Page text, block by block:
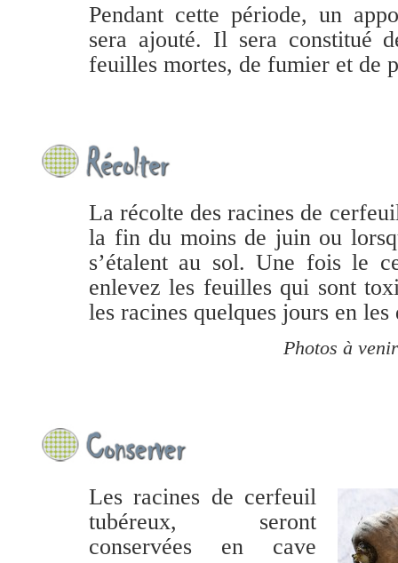
Pendant cette période, un
sera ajouté. Il sera constitué
feuilles mortes, de fumier et de
La récolte des racines de
la fin du moins de juin ou
s’étalent au sol. Une fois le
enlevez les feuilles qui sont
les racines quelques jours en
Photos à
Les racines de cerfeuil
tubéreux, seront
conservées en cave